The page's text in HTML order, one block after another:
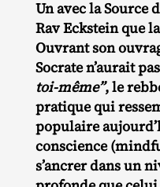
Un avec la Source
Rav Eckstein que
Ouvrant son
Socrate n’aurait
toi-même”, le
pratique qui
populaire
conscience
s’ancrer dans un